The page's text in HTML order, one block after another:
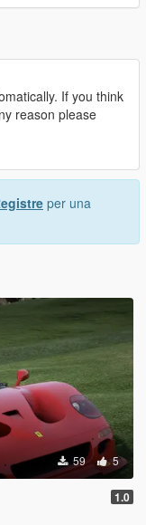
If you think
reason please
per una
59 5
1.0